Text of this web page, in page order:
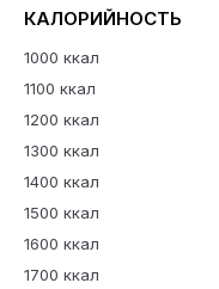
КАЛОРИЙНОСТЬ
1000 ккал
1100 ккал
1200 ккал
1300 ккал
1400 ккал
1500 ккал
1600 ккал
1700 ккал